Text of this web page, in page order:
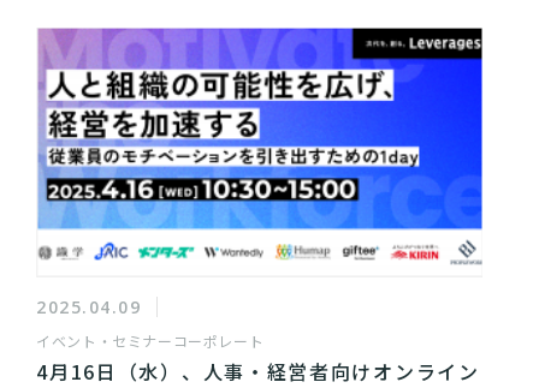
2025.04.09
イベント・セミナー コーポレート
4月16日（水）、人事・経営者向けオンライン